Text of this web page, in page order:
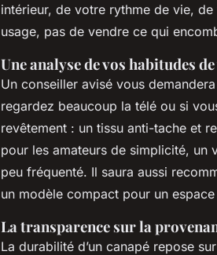
intérieur, de votre rythme de vie,
usage, pas de vendre ce qui
Une analyse de vos habitudes
Un conseiller avisé vous
regardez beaucoup la télé ou si
revêtement : un tissu anti-tache et
pour les amateurs de simplicité, un
peu fréquenté. Il saura aussi
un modèle compact pour un
La transparence sur la
La durabilité d’un canapé repose